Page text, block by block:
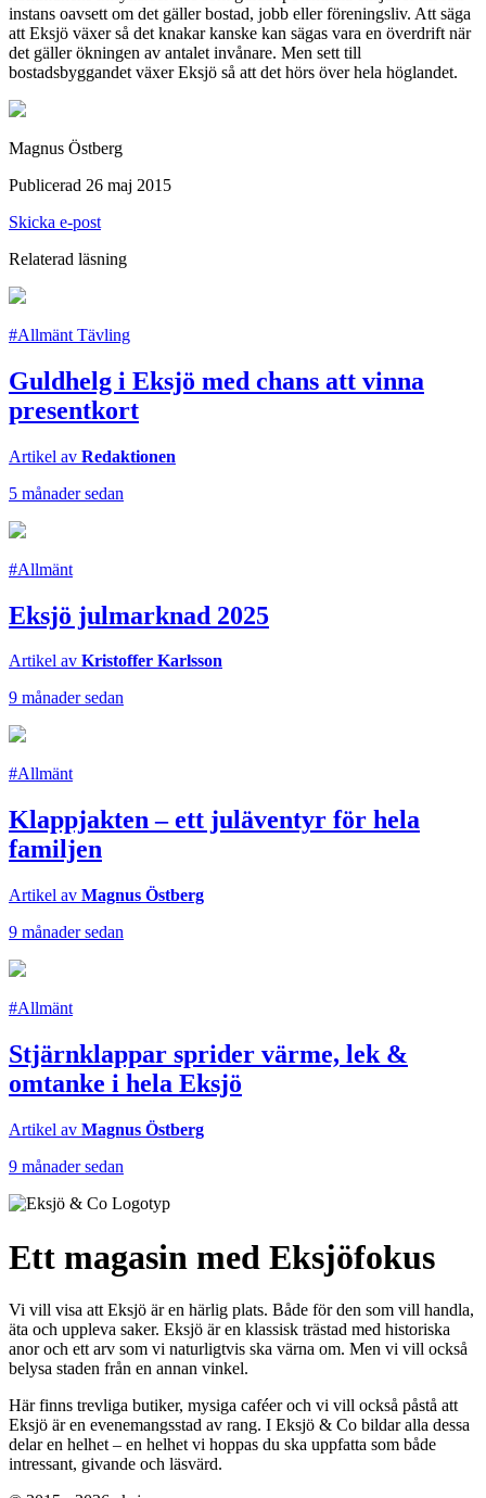
instans oavsett om det gäller bostad, jobb eller föreningsliv. Att säga
att Eksjö växer så det knakar kanske kan sägas vara en överdrift när
det gäller ökningen av antalet invånare. Men sett till
bostadsbyggandet växer Eksjö så att det hörs över hela höglandet.
Magnus Östberg
Publicerad 26 maj 2015
Skicka e-post
Relaterad läsning
#Allmänt Tävling
Guldhelg i Eksjö med chans att vinna
presentkort
Artikel av Redaktionen
5 månader sedan
#Allmänt
Eksjö julmarknad 2025
Artikel av Kristoffer Karlsson
9 månader sedan
#Allmänt
Klappjakten – ett juläventyr för hela
familjen
Artikel av Magnus Östberg
9 månader sedan
#Allmänt
Stjärnklappar sprider värme, lek &
omtanke i hela Eksjö
Artikel av Magnus Östberg
9 månader sedan
Ett magasin med Eksjöfokus
Vi vill visa att Eksjö är en härlig plats. Både för den som vill handla,
äta och uppleva saker. Eksjö är en klassisk trästad med historiska
anor och ett arv som vi naturligtvis ska värna om. Men vi vill också
belysa staden från en annan vinkel.
Här finns trevliga butiker, mysiga caféer och vi vill också påstå att
Eksjö är en evenemangsstad av rang. I Eksjö & Co bildar alla dessa
delar en helhet – en helhet vi hoppas du ska uppfatta som både
intressant, givande och läsvärd.